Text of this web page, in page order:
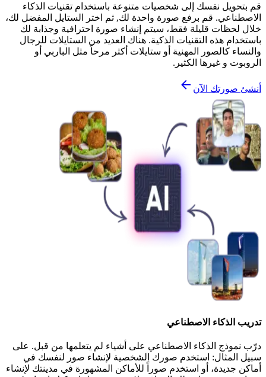
قم بتحويل نفسك إلى شخصيات متنوعة باستخدام تقنيات الذكاء
الاصطناعي. قم برفع صورة واحدة لك, ثم اختر الستايل المفضل لك،
خلال لحظات قليلة فقط، سيتم إنشاء صورة احترافية وجذابة لك
باستخدام هذه التقنيات الذكية. هناك العديد من الستايلات للرجال
والنساء كالصور المهنية أو ستايلات أكثر مرحاً مثل الباربي أو
الروبوت و غيرها الكثير.
أنشئ صورتك الآن
تدريب الذكاء الاصطناعي
درّب نموذج الذكاء الاصطناعي على أشياء لم يتعلمها من قبل. على
سبيل المثال: استخدم صورك الشخصية لإنشاء صور لنفسك في
أماكن جديدة، أو استخدم صوراً للأماكن المشهورة في مدينتك لإنشاء